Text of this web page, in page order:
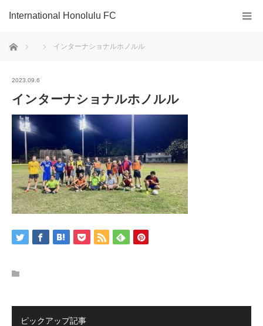
International Honolulu FC
ホーム インターナショナルホノルル
2023.09.6
インターナショナルホノルル
ピックアップ記事